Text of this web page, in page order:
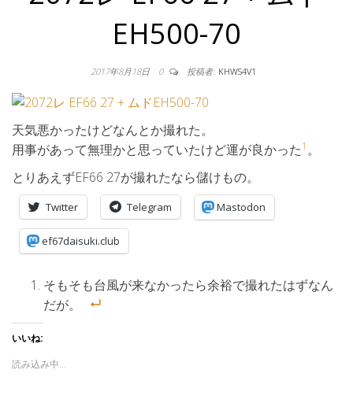
EH500-70
2017年8月18日 0 投稿者: KHWS4V1
天気悪かったけどなんとか撮れた。
用事があって無理かと思っていたけど運が良かった1 。
とりあえずEF66 27が撮れたなら儲けもの。
Twitter Telegram Mastodon
ef67daisuki.club
そもそも台風が来なかったら余裕で撮れたはずなん
だが。
いいね:
読み込み中…